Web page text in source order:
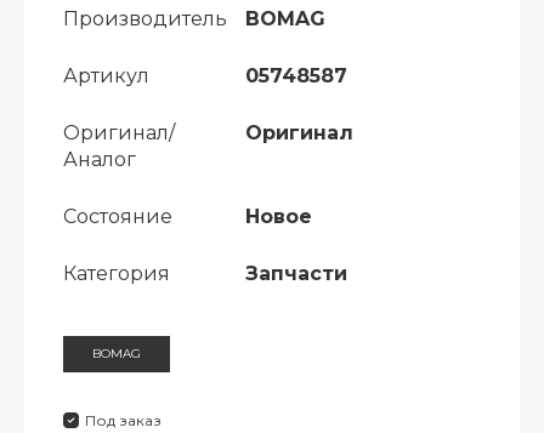
Производитель BOMAG
Артикул 05748587
Оригинал/
Аналог
Оригинал
Состояние Новое
Категория Запчасти
BOMAG
Под заказ